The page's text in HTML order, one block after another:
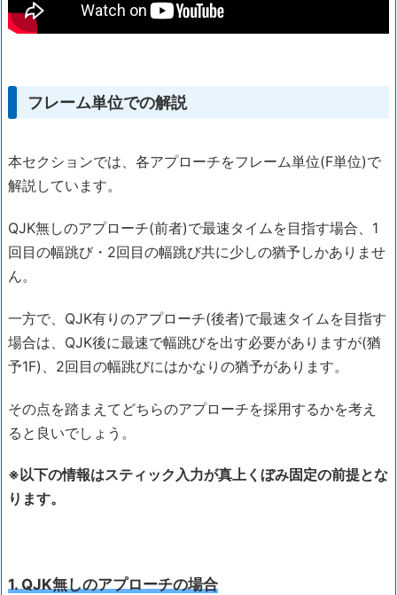
フレーム単位での解説
本セクションでは、各アプローチをフレーム単位(F単位)で
解説しています。
QJK無しのアプローチ(前者)で最速タイムを目指す場合、1
回目の幅跳び・2回目の幅跳び共に少しの猶予しかありませ
ん。
一方で、QJK有りのアプローチ(後者)で最速タイムを目指す
場合は、QJK後に最速で幅跳びを出す必要がありますが(猶
予1F)、2回目の幅跳びにはかなりの猶予があります。
その点を踏まえてどちらのアプローチを採用するかを考え
ると良いでしょう。
※以下の情報はスティック入力が真上くぼみ固定の前提とな
ります。
1. QJK無しのアプローチの場合